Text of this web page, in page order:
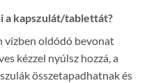
a kapszulát/tablettát?
vízben oldódó bevonat
kézzel nyúlsz hozzá, a
összetapadhatnak és